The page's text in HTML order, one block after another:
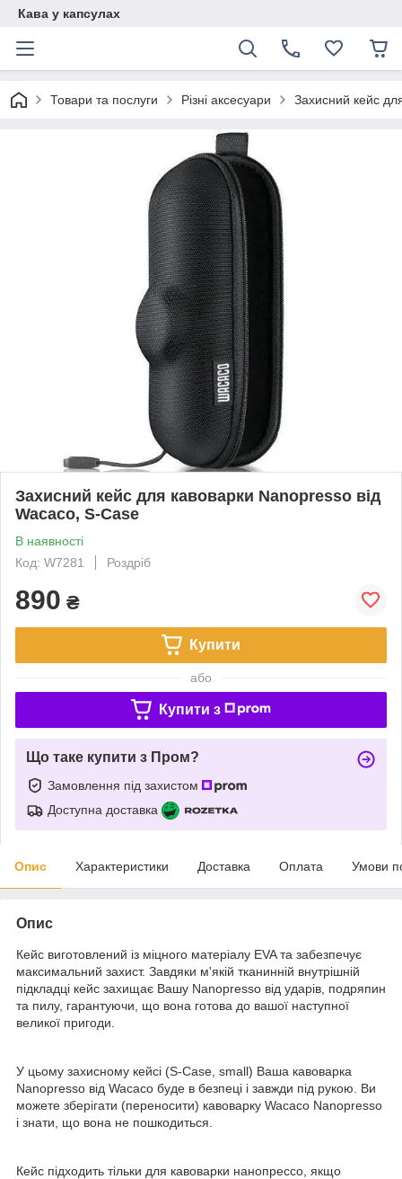
Кава у капсулах
Товари та послуги Різні аксесуари Захисний кейс
Захисний кейс для кавоварки Nanopresso від
Wacaco, S-Case
В наявності
Код: W7281
Роздріб
890 ₴
Купити
або
Купити з
Що таке купити з Пром?
Замовлення під захистом
Доступна доставка
Опис Характеристики Доставка Оплата Умови
Опис
Кейс виготовлений із міцного матеріалу EVA та забезпечує
максимальний захист. Завдяки м'якій тканинній внутрішній
підкладці кейс захищає Вашу Nanopresso від ударів, подряпин
та пилу, гарантуючи, що вона готова до вашої наступної
великої пригоди.
У цьому захисному кейсі (S-Case, small) Ваша кавоварка
Nanopresso від Wacaco буде в безпеці і завжди під рукою. Ви
можете зберігати (переносити) кавоварку Wacaco Nanopresso
і знати, що вона не пошкодиться.
Кейс підходить тільки для кавоварки нанопрессо, якщо